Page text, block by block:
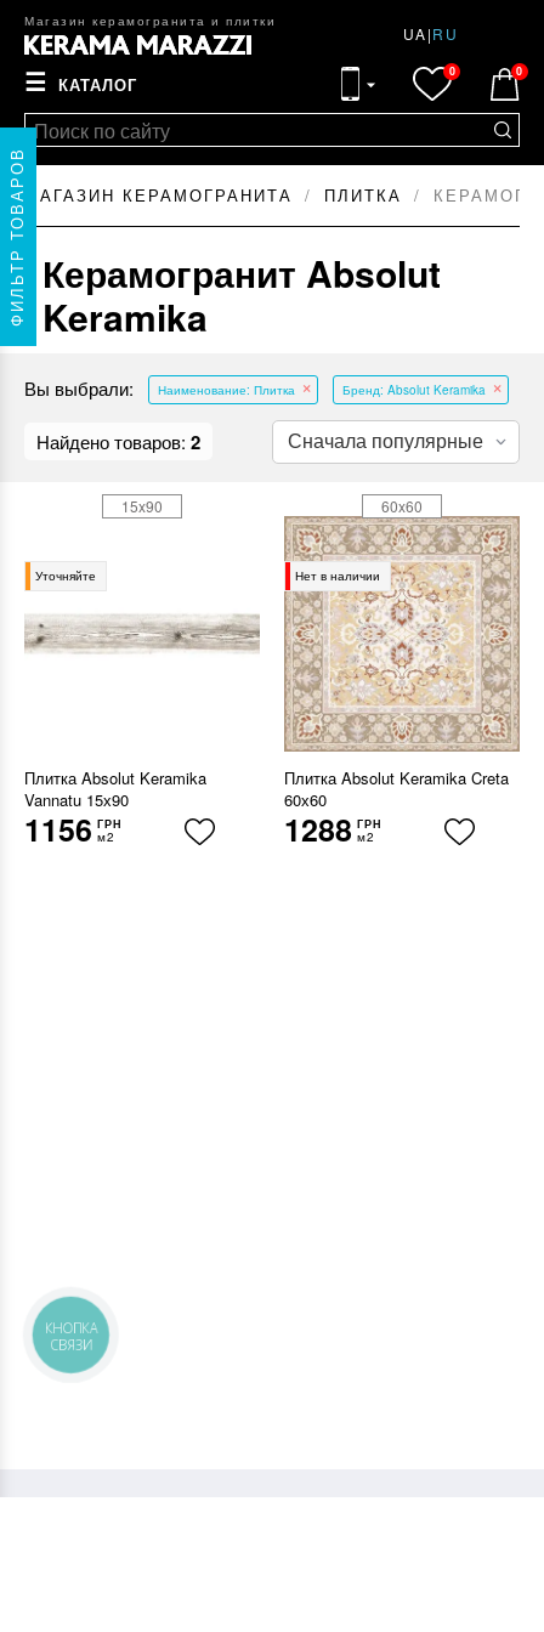
Магазин керамогранита и плитки
UA|RU
☰ КАТАЛОГ
0 0
МАГАЗИН КЕРАМОГРАНИТА ПЛИТКА
Керамогранит Absolut
Keramika
Вы выбрали: Наименование: Плитка Бренд: Absolut Keramika
Найдено товаров: 2
Уточняйте
Плитка Absolut Keramika
Vannatu 15х90
1156 ГРН
м2
15x90
Нет в наличии
Плитка Absolut Keramika Creta
60х60
1288 ГРН
м2
60x60
ФИЛЬТР ТОВАРОВ
КНОПКА
СВЯЗИ